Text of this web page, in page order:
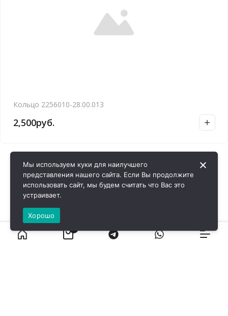
Кольцо 2256010-28.00.013
2,500руб.
Мы используем куки для наилучшего
представления нашего сайта. Если Вы продолжите
использовать сайт, мы будем считать что Вас это
устраивает.
Хорошо